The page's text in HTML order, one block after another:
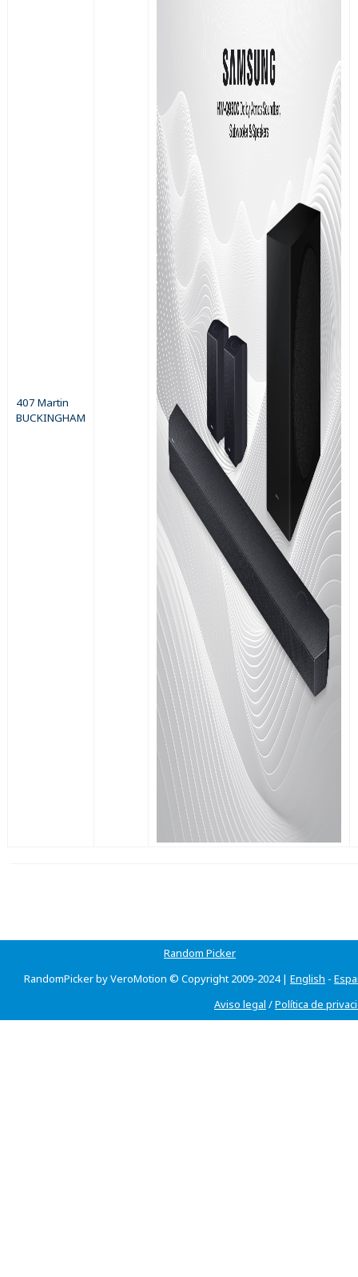
407 Martin
BUCKINGHAM
Random Picker
RandomPicker by VeroMotion © Copyright 2009-2024 | English -
Aviso legal /Política de